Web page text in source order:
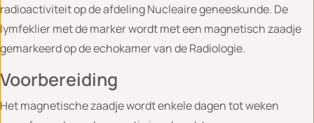
radioactiviteit op de afdeling Nucleaire geneeskunde. De
lymfeklier met de marker wordt met een magnetisch zaadje
gemarkeerd op de echokamer van de Radiologie.
Voorbereiding
Het magnetische zaadje wordt enkele dagen tot weken